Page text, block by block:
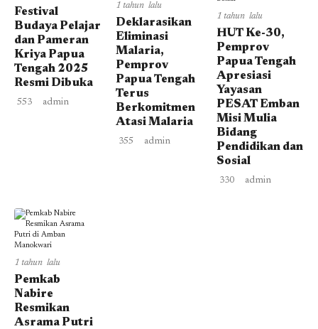
Festival
Budaya Pelajar
dan Pameran
Kriya Papua
Tengah 2025
Resmi Dibuka
553 admin
1 tahun lalu
Deklarasikan
Eliminasi
Malaria,
Pemprov
Papua Tengah
Terus
Berkomitmen
Atasi Malaria
355 admin
1 tahun lalu
HUT Ke-30,
Pemprov
Papua Tengah
Apresiasi
Yayasan
PESAT Emban
Misi Mulia
Bidang
Pendidikan dan
Sosial
330 admin
1 tahun lalu
Pemkab
Nabire
Resmikan
Asrama Putri